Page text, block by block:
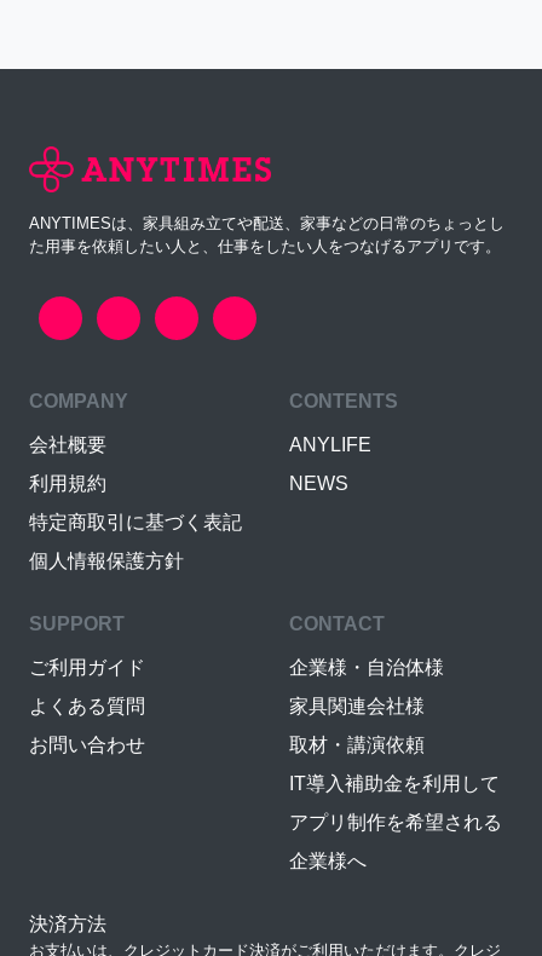
ANYTIMESは、家具組み立てや配送、家事などの日常のちょっとし
た用事を依頼したい人と、仕事をしたい人をつなげるアプリです。
COMPANY
会社概要
利用規約
特定商取引に基づく表記
個人情報保護方針
CONTENTS
ANYLIFE
NEWS
SUPPORT
ご利用ガイド
よくある質問
お問い合わせ
CONTACT
企業様・自治体様
家具関連会社様
取材・講演依頼
IT導入補助金を利用して
アプリ制作を希望される
企業様へ
決済方法
お支払いは、クレジットカード決済がご利用いただけます。クレジ